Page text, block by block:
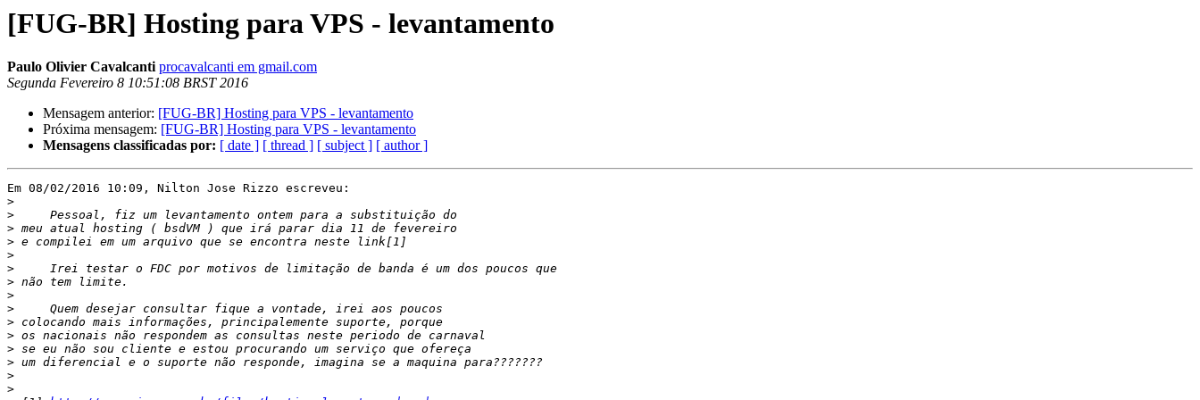
[FUG-BR] Hosting para VPS - levantamento
Paulo Olivier Cavalcanti procavalcanti em gmail.com
Segunda Fevereiro 8 10:51:08 BRST 2016
Mensagem anterior: [FUG-BR] Hosting para VPS - levantamento
Próxima mensagem: [FUG-BR] Hosting para VPS - levantamento
Mensagens classificadas por: [ date ] [ thread ] [ subject ] [ author ]
Em 08/02/2016 10:09, Nilton Jose Rizzo escreveu:
>
>
>
>
>
>
>
>
>
>
>
>
>
>
>